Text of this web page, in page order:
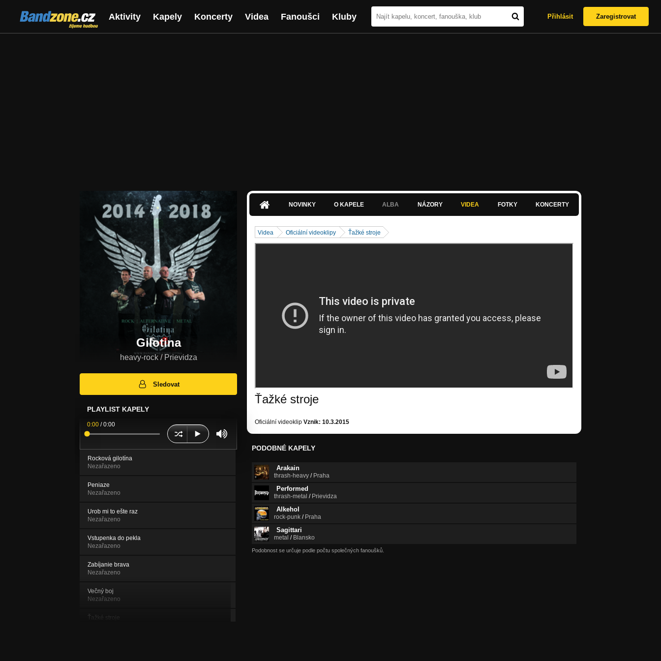
Bandzone.cz
žijeme hudbou
Aktivity Kapely Koncerty Videa Fanoušci Kluby Přihlásit Zaregistrovat
Gilotina
heavy-rock / Prievidza
Sledovat
PLAYLIST KAPELY
0:00 /0:00
Rocková gilotína
Nezařazeno
Peniaze
Nezařazeno
Urob mi to ešte raz
Nezařazeno
Vstupenka do pekla
Nezařazeno
Zabíjanie brava
Nezařazeno
Večný boj
Nezařazeno
Ťažké stroje
NOVINKY O KAPELE ALBA NÁZORY VIDEA FOTKY KONCERTY
Videa Oficiální videoklipy Ťažké stroje
Ťažké stroje
Oficiální videoklip Vznik: 10.3.2015
PODOBNÉ KAPELY
Arakain
thrash-heavy / Praha
Performed
thrash-metal / Prievidza
Alkehol
rock-punk / Praha
Sagittari
metal / Blansko
Podobnost se určuje podle počtu společných fanoušků.